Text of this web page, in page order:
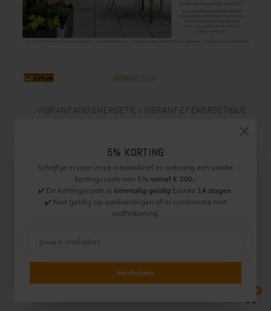
0
5% KORTING
Schrijf je in voor onze nieuwsbrief en ontvang een unieke
kortingscode van 5% vanaf € 200,-
✔️ De kortingscode is éénmalig geldig binnen 14 dagen.
✔️ Niet geldig op aanbiedingen of in combinatie met
staffelkorting.
Inschrijven